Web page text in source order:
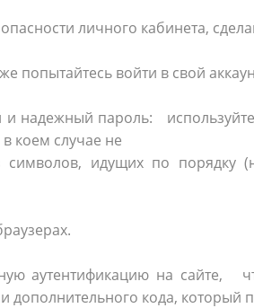
личного кабинета,
попытайтесь войти в свой
надежный пароль:
коем случае не
символов, идущих по порядку
аутентификацию на сайте,
дополнительного кода, который